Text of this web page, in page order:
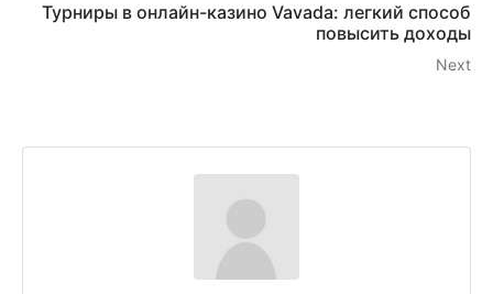
Турниры в онлайн-казино Vavada: легкий способ
повысить доходы
Next